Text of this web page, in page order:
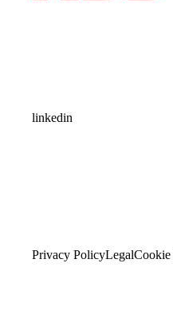
linkedin
Privacy PolicyLegal